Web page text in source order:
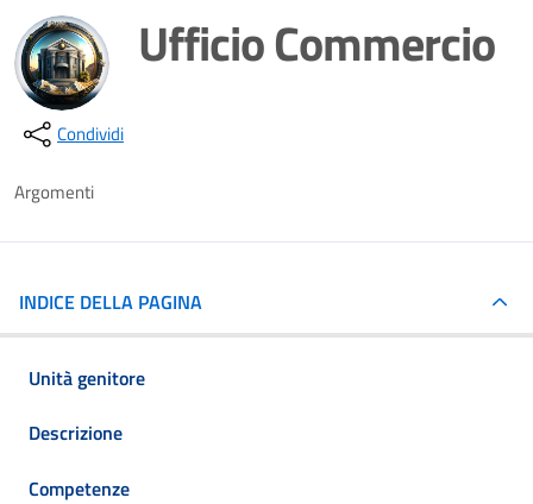
Ufficio Commercio
Condividi
Argomenti
INDICE DELLA PAGINA
Unità genitore
Descrizione
Competenze